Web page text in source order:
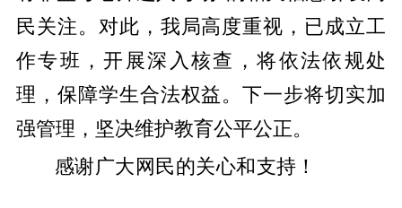
民关注。对此，我局高度重视，已成立工
作专班，开展深入核查，将依法依规处
理，保障学生合法权益。下一步将切实加
强管理，坚决维护教育公平公正。
感谢广大网民的关心和支持！